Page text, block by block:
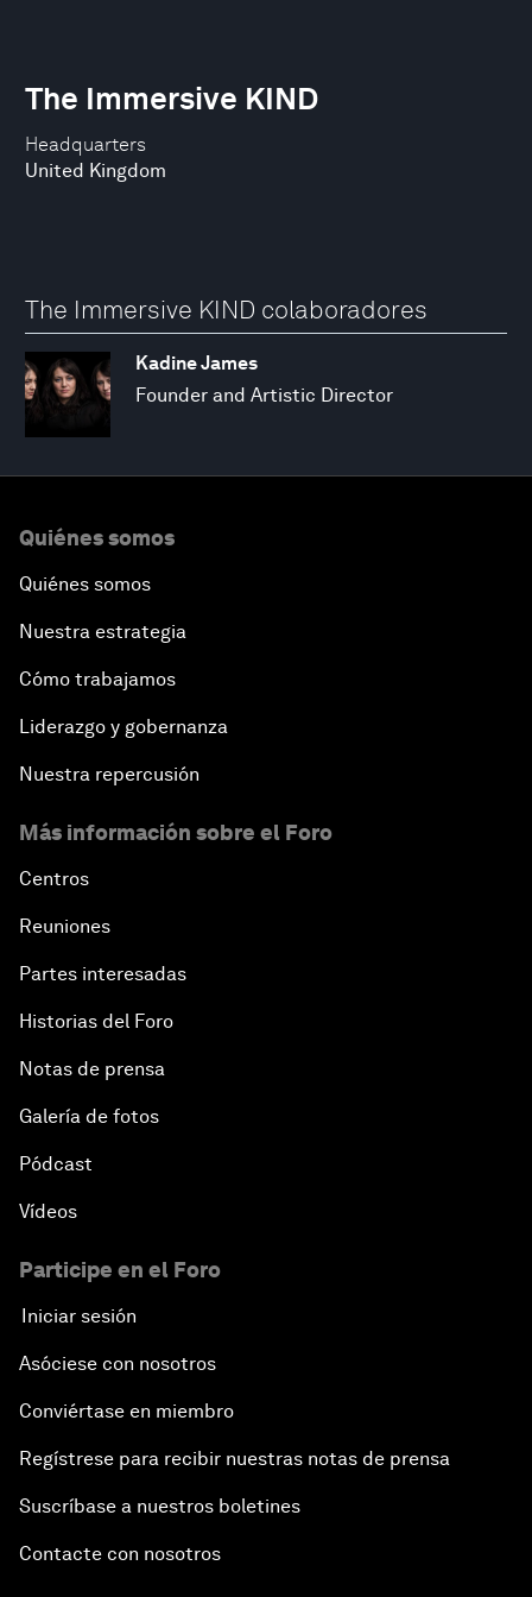
Headquarters
United Kingdom
The Immersive KIND
The Immersive KIND colaboradores
Kadine James
Founder and Artistic Director
Quiénes somos
Quiénes somos
Nuestra estrategia
Cómo trabajamos
Liderazgo y gobernanza
Nuestra repercusión
Más información sobre el Foro
Centros
Reuniones
Partes interesadas
Historias del Foro
Notas de prensa
Galería de fotos
Pódcast
Vídeos
Participe en el Foro
Iniciar sesión
Asóciese con nosotros
Conviértase en miembro
Regístrese para recibir nuestras notas de prensa
Suscríbase a nuestros boletines
Contacte con nosotros